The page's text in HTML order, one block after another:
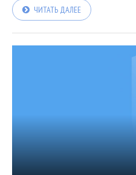
ЧИТАТЬ ДАЛЕЕ